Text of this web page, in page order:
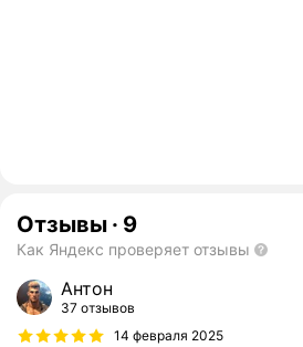
Отзывы · 9
Как Яндекс проверяет отзывы
Антон
37 отзывов
14 февраля 2025